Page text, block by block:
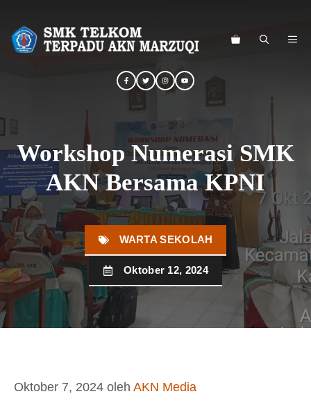
Workshop Numerasi SMK
AKN Bersama KPNI
WARTA SEKOLAH
Oktober 12, 2024
Oktober 7, 2024 oleh AKN Media